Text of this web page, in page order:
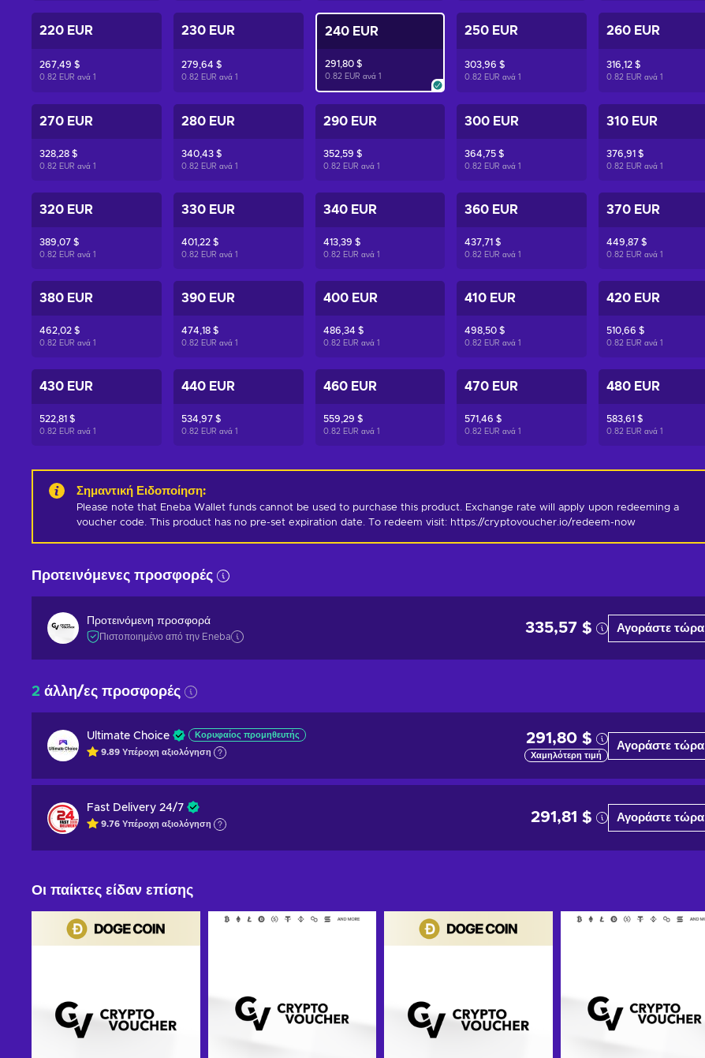
220 EUR
267,49 $
0.82 EUR ανά 1
230 EUR
279,64 $
0.82 EUR ανά 1
240 EUR
291,80 $
0.82 EUR ανά 1
250 EUR
303,96 $
0.82 EUR ανά1
260 EUR
316,12 $
0.82 EUR ανά1
270 EUR
328,28 $
0.82 EUR ανά 1
280 EUR
340,43 $
0.82 EUR ανά 1
290 EUR
352,59 $
0.82 EUR ανά 1
300 EUR
364,75 $
0.82 EUR ανά1
310 EUR
376,91 $
0.82 EUR ανά1
320 EUR
389,07 $
0.82 EUR ανά 1
330 EUR
401,22 $
0.82 EUR ανά 1
340 EUR
413,39 $
0.82 EUR ανά 1
360 EUR
437,71 $
0.82 EUR ανά1
370 EUR
449,87 $
0.82 EUR ανά1
380 EUR
462,02 $
0.82 EUR ανά 1
390 EUR
474,18 $
0.82 EUR ανά 1
400 EUR
486,34 $
0.82 EUR ανά 1
410 EUR
498,50 $
0.82 EUR ανά1
420 EUR
510,66 $
0.82 EUR ανά1
430 EUR
522,81 $
0.82 EUR ανά 1
440 EUR
534,97 $
0.82 EUR ανά 1
460 EUR
559,29 $
0.82 EUR ανά 1
470 EUR
571,46 $
0.82 EUR ανά1
480 EUR
583,61 $
0.82 EUR ανά1
Σημαντική Ειδοποίηση:
Please note that Eneba Wallet funds cannot be used to purchase this product. Exchange rate will apply upon redeeming a
voucher code. This product has no pre-set expiration date. To redeem visit: https://cryptovoucher.io/redeem-now
Προτεινόμενες προσφορές
Προτεινόμενη προσφορά
Πιστοποιημένο από την Eneba
335,57 $ Αγοράστε τώρα
2 άλλη/ες προσφορές
Ultimate Choice Κορυφαίος προμηθευτής
9.89 Υπέροχη αξιολόγηση
291,80 $
Χαμηλότερη τιμή
Αγοράστε τώρα
Fast Delivery 24/7
9.76 Υπέροχη αξιολόγηση 291,81 $ Αγοράστε τώρα
Οι παίκτες είδαν επίσης